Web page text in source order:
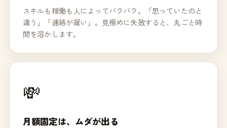
スキルも稼働も人によってバラバラ。「思っていたのと
違う」「連絡が遅い」。見極めに失敗すると、丸ごと時
間を溶かします。
💸
月額固定は、ムダが出る